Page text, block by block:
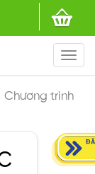
Chương trình